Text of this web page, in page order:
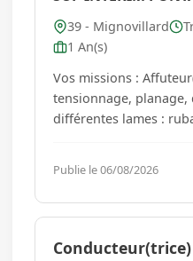
39 - Mignovillard
1 An(s)
Vos missions : Affuteur(euse) : Affutage,
tensionnage, planage,
différentes lames :
Analyse des
coupes pour trouver la
Publie le 06/08/2026